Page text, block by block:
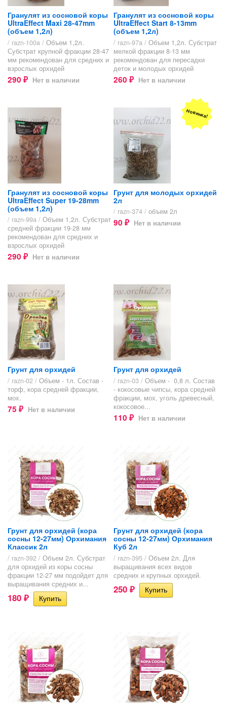
Гранулят из сосновой коры
UltraEffect Maxi 28-47mm
(объем 1,2л)
/ razn-100a / Объем 1,2л.
Субстрат крупной фракции 28-47
мм рекомендован для средних и
взрослых орхидей
290 ₽ Нет в наличии
Гранулят из сосновой коры
UltraEffect Start 8-13mm
(объем 1,2л)
/ razn-97a / Объем 1,2л. Субстрат
мелкой фракции 8-13 мм
рекомендован для пересадки
деток и молодых орхидей
260 ₽ Нет в наличии
Гранулят из сосновой коры
UltraEffect Super 19-28mm
(объем 1,2л)
/ razn-99a / Объем 1,2л. Субстрат
средней фракции 19-28 мм
рекомендован для средних и
взрослых орхидей
290 ₽ Нет в наличии
Новинка!
Грунт для молодых орхидей
2л
/ razn-374 / объем 2л
90 ₽ Нет в наличии
Грунт для орхидей
/ razn-02 / Объем - 1л. Состав -
торф, кора средней фракции,
мох.
75 ₽ Нет в наличии
Грунт для орхидей
/ razn-03 / Объем - 0,8 л. Состав
- кокосовые чипсы, кора средней
фракции, мох, уголь древесный,
кокосовое...
110 ₽ Нет в наличии
Грунт для орхидей (кора
сосны 12-27мм) Орхимания
Классик 2л
/ razn-392 / Объем 2л. Субстрат
для орхидей из коры сосны
фракции 12-27 мм подойдет для
выращивания средних и...
180 ₽
Грунт для орхидей (кора
сосны 12-27мм) Орхимания
Куб 2л
/ razn-395 / Объем 2л. Для
выращивания всех видов
средних и крупных орхидей.
250 ₽